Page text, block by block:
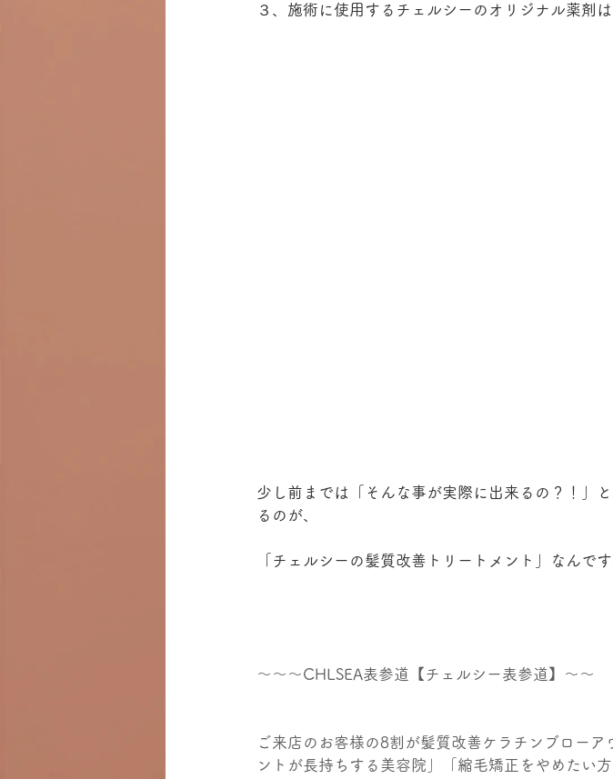
３、施術に使用するチェルシーのオリジナル薬剤
少し前までは「そんな事が実際に出来るの？！」
るのが、
「チェルシーの髪質改善トリートメント」なんです
～～～CHLSEA表参道【チェルシー表参道】～～
ご来店のお客様の8割が髪質改善ケラチンブロー
ントが長持ちする美容院」「縮毛矯正をやめたい